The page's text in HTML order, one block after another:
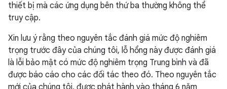
thiết bị mà các ứng dụng bên thứ ba thường không thể
truy cập.
Xin lưu ý rằng theo nguyên tắc đánh giá mức độ nghiêm
trọng trước đây của chúng tôi, lỗ hổng này được đánh giá
là lỗi bảo mật có mức độ nghiêm trọng Trung bình và đã
được báo cáo cho các đối tác theo đó. Theo nguyên tắc
mới của chúng tôi, được phát hành vào tháng 6 năm